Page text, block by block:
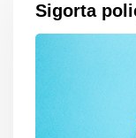
Sigorta